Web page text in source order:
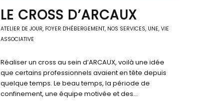
LE CROSS D’ARCAUX
ATELIER DE JOUR, FOYER D'HÉBERGEMENT, NOS SERVICES, UNE,VIE
ASSOCIATIVE
Réaliser un cross au sein d’ARCAUX, voilà une idée
que certains professionnels avaient en tête depuis
quelque temps. Le beau temps, la période de
confinement, une équipe motivée et des…